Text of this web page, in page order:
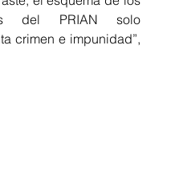
del PRIAN solo
crimen e impunidad”,